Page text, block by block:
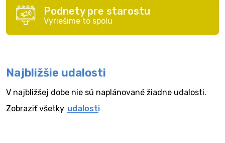
Podnety pre starostu
Vyriešime to spolu
Najbližšie udalosti
V najbližšej dobe nie sú naplánované žiadne udalosti.
Zobraziť všetky udalosti